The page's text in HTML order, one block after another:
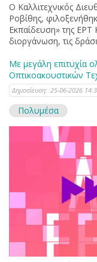
Ο Καλλιτεχνικός
Ροβίθης,
Εκπαίδευση» της
διοργάνωση, τις
Με μεγάλη επιτυχία
Οπτικοακουστικών
Δημοσίευση: 25-06-2026
Πολυμέσα